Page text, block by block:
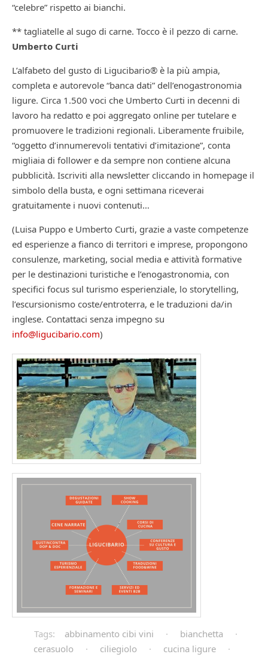
“celebre” rispetto ai bianchi.
** tagliatelle al sugo di carne. Tocco è il pezzo di carne.
Umberto Curti
L’alfabeto del gusto di Ligucibario® è la più ampia,
completa e autorevole “banca dati” dell’enogastronomia
ligure. Circa 1.500 voci che Umberto Curti in decenni di
lavoro ha redatto e poi aggregato online per tutelare e
promuovere le tradizioni regionali. Liberamente fruibile,
“oggetto d’innumerevoli tentativi d’imitazione”, conta
migliaia di follower e da sempre non contiene alcuna
pubblicità. Iscriviti alla newsletter cliccando in homepage il
simbolo della busta, e ogni settimana riceverai
gratuitamente i nuovi contenuti…
(Luisa Puppo e Umberto Curti, grazie a vaste competenze
ed esperienze a fianco di territori e imprese, propongono
consulenze, marketing, social media e attività formative
per le destinazioni turistiche e l’enogastronomia, con
specifici focus sul turismo esperienziale, lo storytelling,
l’escursionismo coste/entroterra, e le traduzioni da/in
inglese. Contattaci senza impegno su
info@ligucibario.com)
Tags: abbinamento cibi vini · bianchetta
·
cerasuolo
· ciliegiolo · cucina ligure
·